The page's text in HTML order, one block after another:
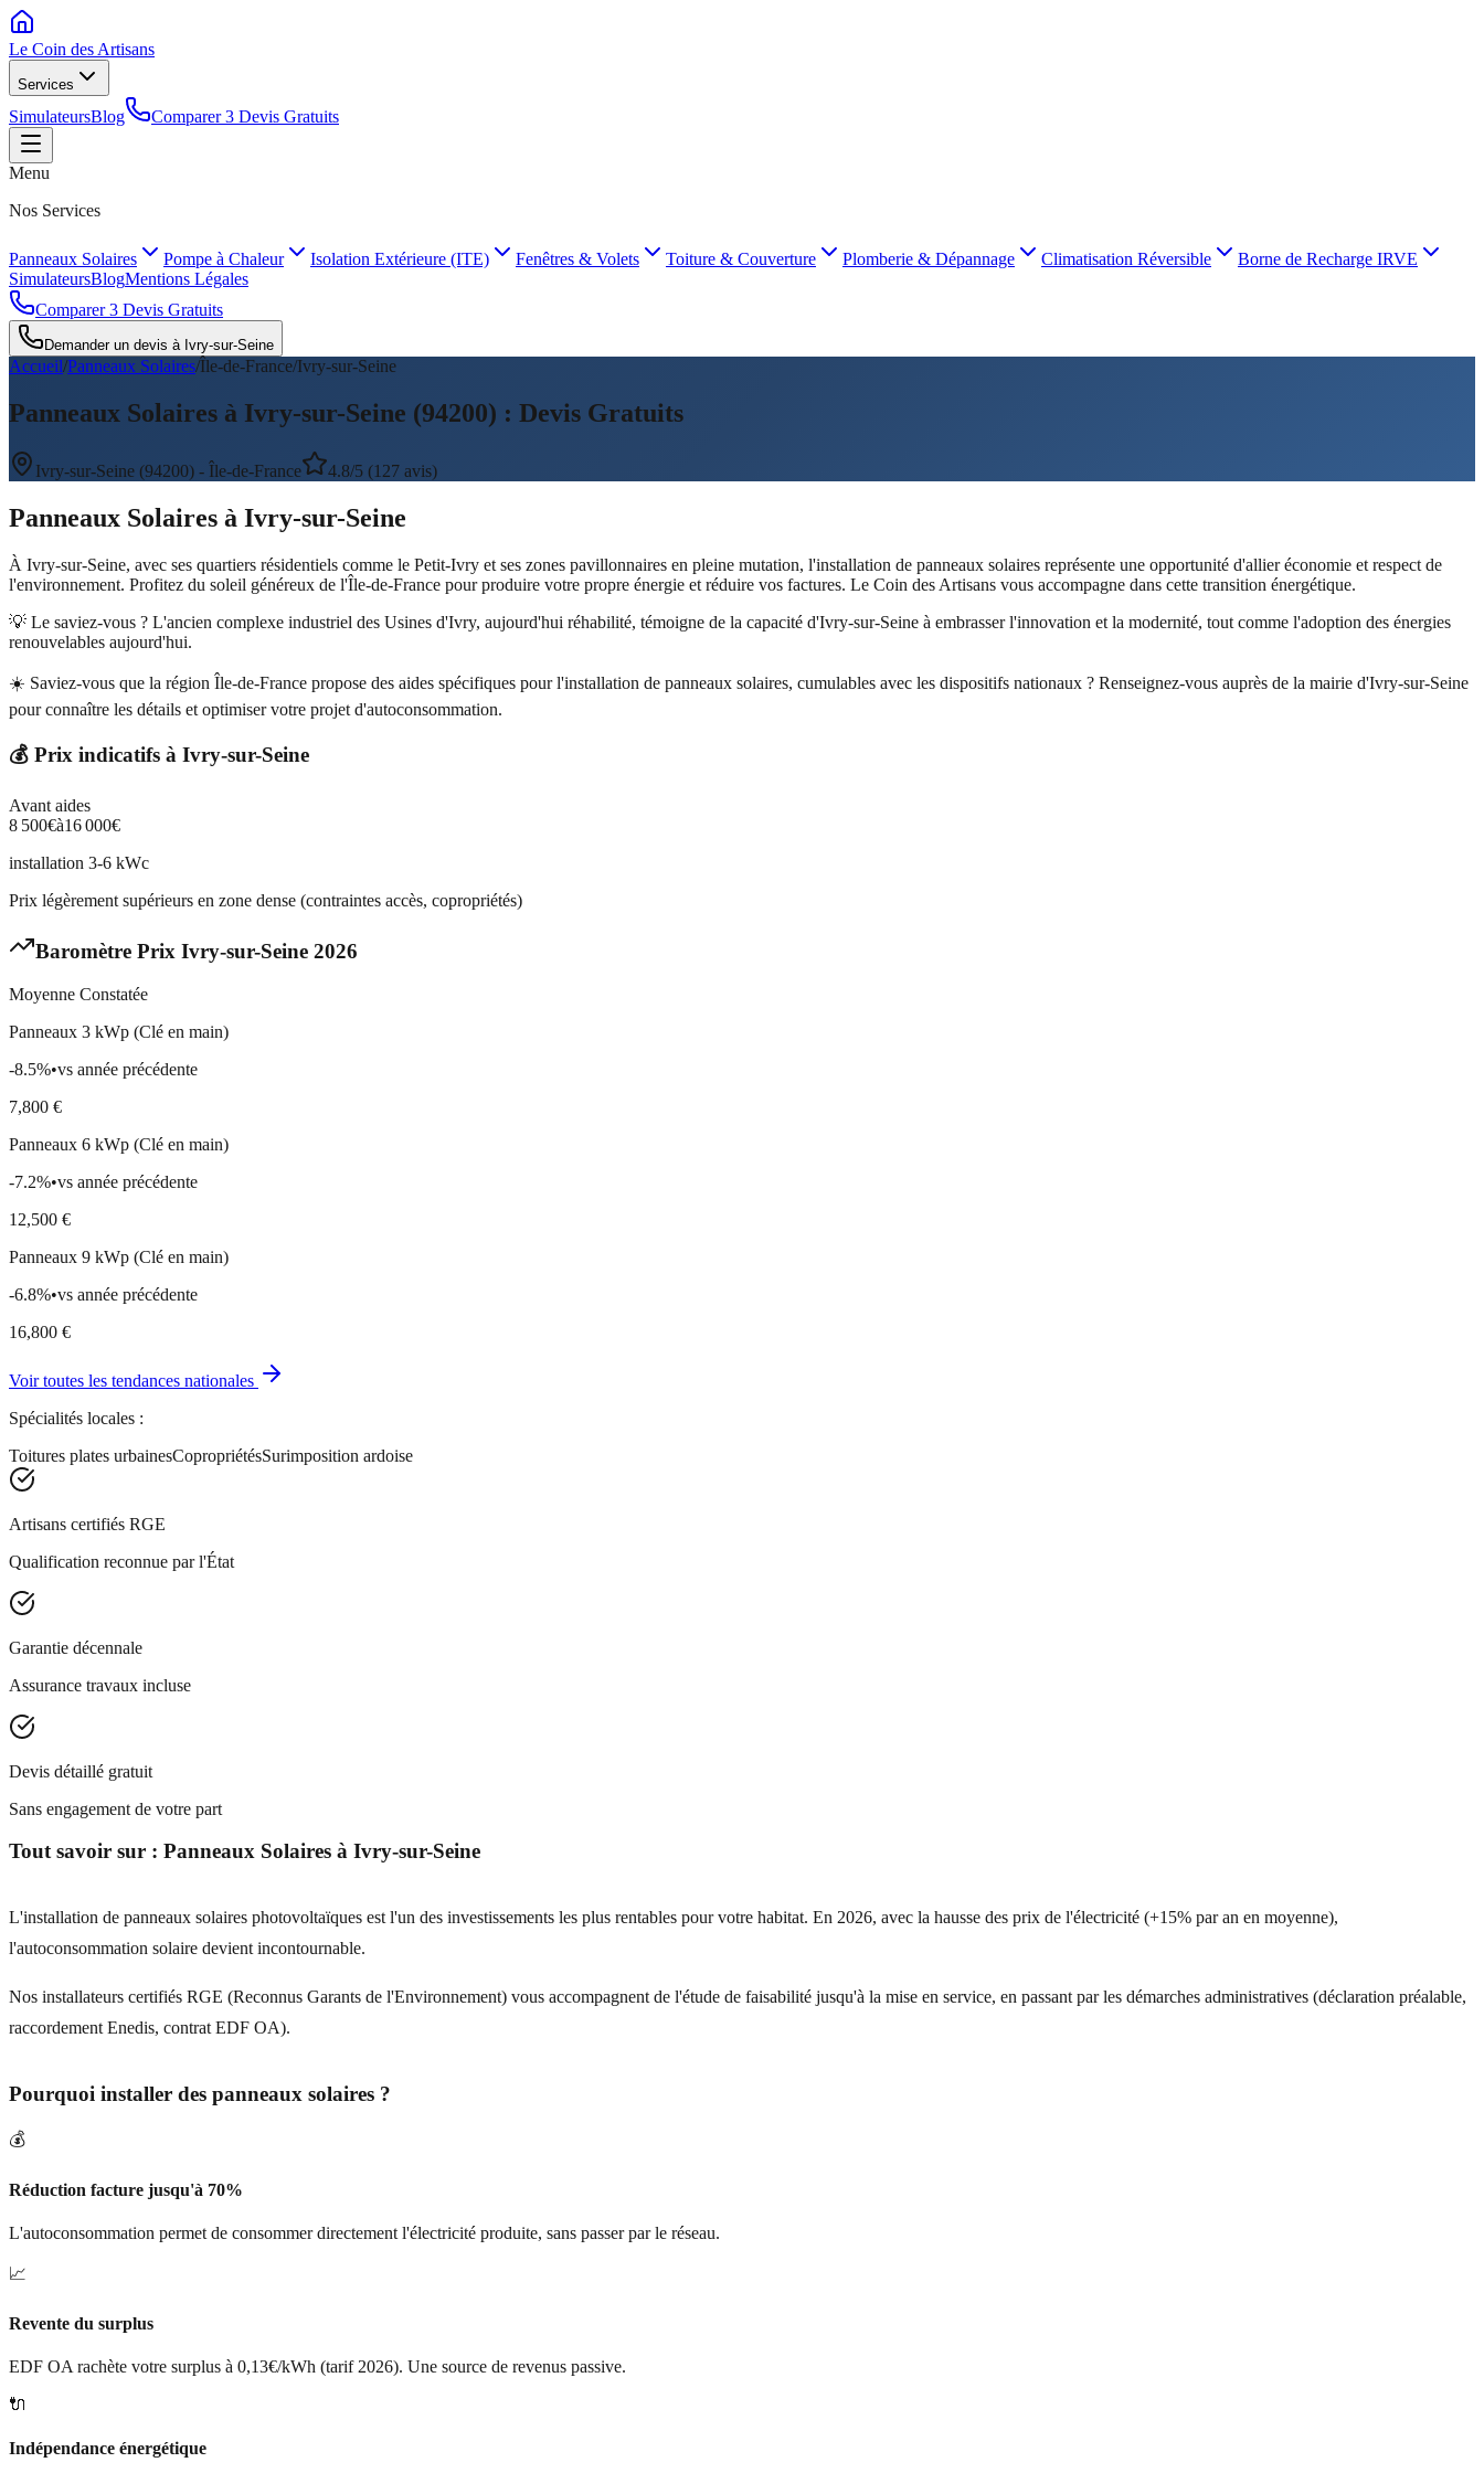
Le Coin des Artisans
Services
SimulateursBlog Comparer 3 Devis Gratuits
Menu
Nos Services
Panneaux Solaires Pompe à Chaleur Isolation Extérieure (ITE) Fenêtres & Volets Toiture & Couverture Plomberie & Dépannage Climatisation Réversible
Borne de Recharge IRVE
SimulateursBlogMentions Légales
Comparer 3 Devis Gratuits
Demander un devis à Ivry-sur-Seine
Accueil/Panneaux Solaires/Île-de-France/Ivry-sur-Seine
Panneaux Solaires à Ivry-sur-Seine (94200) : Devis Gratuits
Ivry-sur-Seine (94200) - Île-de-France 4.8/5 (127 avis)
Panneaux Solaires à Ivry-sur-Seine
À Ivry-sur-Seine, avec ses quartiers résidentiels comme le Petit-Ivry et ses zones pavillonnaires en pleine mutation, l'installation de panneaux solaires représente une opportunité d'allier économie et respect de
l'environnement. Profitez du soleil généreux de l'Île-de-France pour produire votre propre énergie et réduire vos factures. Le Coin des Artisans vous accompagne dans cette transition énergétique.
💡 Le saviez-vous ? L'ancien complexe industriel des Usines d'Ivry, aujourd'hui réhabilité, témoigne de la capacité d'Ivry-sur-Seine à embrasser l'innovation et la modernité, tout comme l'adoption des énergies
renouvelables aujourd'hui.
☀️ Saviez-vous que la région Île-de-France propose des aides spécifiques pour l'installation de panneaux solaires, cumulables avec les dispositifs nationaux ? Renseignez-vous auprès de la mairie d'Ivry-sur-Seine
pour connaître les détails et optimiser votre projet d'autoconsommation.
💰 Prix indicatifs à Ivry-sur-Seine
Avant aides
8 500€à16 000€
installation 3-6 kWc
Prix légèrement supérieurs en zone dense (contraintes accès, copropriétés)
Baromètre Prix Ivry-sur-Seine 2026
Moyenne Constatée
Panneaux 3 kWp (Clé en main)
-8.5%•vs année précédente
7,800 €
Panneaux 6 kWp (Clé en main)
-7.2%•vs année précédente
12,500 €
Panneaux 9 kWp (Clé en main)
-6.8%•vs année précédente
16,800 €
Voir toutes les tendances nationales
Spécialités locales :
Toitures plates urbainesCopropriétésSurimposition ardoise
Artisans certifiés RGE
Qualification reconnue par l'État
Garantie décennale
Assurance travaux incluse
Devis détaillé gratuit
Sans engagement de votre part
Tout savoir sur : Panneaux Solaires à Ivry-sur-Seine
L'installation de panneaux solaires photovoltaïques est l'un des investissements les plus rentables pour votre habitat. En 2026, avec la hausse des prix de l'électricité (+15% par an en moyenne),
l'autoconsommation solaire devient incontournable.
Nos installateurs certifiés RGE (Reconnus Garants de l'Environnement) vous accompagnent de l'étude de faisabilité jusqu'à la mise en service, en passant par les démarches administratives (déclaration préalable,
raccordement Enedis, contrat EDF OA).
Pourquoi installer des panneaux solaires ?
💰
Réduction facture jusqu'à 70%
L'autoconsommation permet de consommer directement l'électricité produite, sans passer par le réseau.
📈
Revente du surplus
EDF OA rachète votre surplus à 0,13€/kWh (tarif 2026). Une source de revenus passive.
🔌
Indépendance énergétique